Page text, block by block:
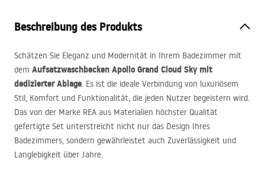
Beschreibung des Produkts
Schätzen Sie Eleganz und Modernität in Ihrem Badezimmer mit
dem Aufsatzwaschbecken Apollo Grand Cloud Sky mit
dedizierter Ablage. Es ist die ideale Verbindung von luxuriösem
Stil, Komfort und Funktionalität, die jeden Nutzer begeistern wird.
Das von der Marke REA aus Materialien höchster Qualität
gefertigte Set unterstreicht nicht nur das Design Ihres
Badezimmers, sondern gewährleistet auch Zuverlässigkeit und
Langlebigkeit über Jahre.